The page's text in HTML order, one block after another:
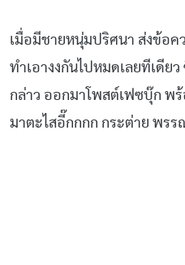
เมื่อมีชายหนุ่มปริศนา ส่งข้อค
ทำเอางงกันไปหมดเลยทีเดียว
กล่าว ออกมาโพสต์เฟซบุ๊ก พร้
มาตะไสอี๊กกกก กระต่าย พรร